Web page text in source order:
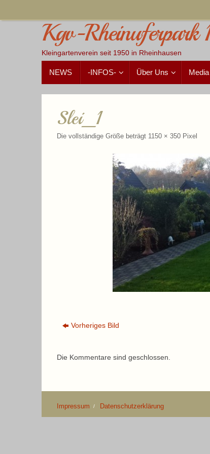
Kgv-Rheinuferpark
Kleingartenverein seit 1950 in Rheinhausen
Inhalt
springen
NEWS -INFOS- Über Uns Media
Slei_1
Die vollständige Größe beträgt 1150 × 350 Pixel
Vorheriges Bild
Die Kommentare sind geschlossen.
Impressum Datenschutzerklärung